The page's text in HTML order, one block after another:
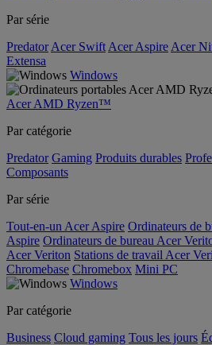
Par série
Predator Acer Swift Acer Aspire Acer
Extensa
Windows
Acer AMD Ryzen™
Par catégorie
Predator Gaming Produits durables
Composants
Par série
Tout-en-un Acer Aspire Ordinateurs de
Aspire Ordinateurs de bureau Acer
Acer Veriton Stations de travail Acer
Chromebase Chromebox Mini PC
Windows
Par catégorie
Business Cloud gaming Tous les jours